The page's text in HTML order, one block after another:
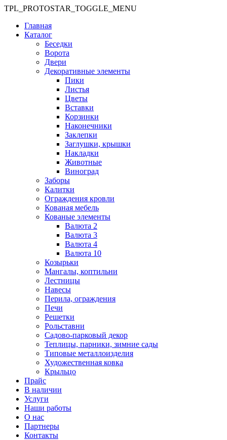
TPL_PROTOSTAR_TOGGLE_MENU
Главная
Каталог
Беседки
Ворота
Двери
Декоративные элементы
Пики
Листья
Цветы
Вставки
Корзинки
Наконечники
Заклепки
Заглушки, крышки
Накладки
Животные
Виноград
Заборы
Калитки
Ограждения кровли
Кованая мебель
Кованые элементы
Валюта 2
Валюта 3
Валюта 4
Валюта 10
Козырьки
Мангалы, коптильни
Лестницы
Навесы
Перила, ограждения
Печи
Решетки
Рольставни
Садово-парковый декор
Теплицы, парники, зимние сады
Типовые металлоизделия
Художественная ковка
Крыльцо
Прайс
В наличии
Услуги
Наши работы
О нас
Партнеры
Контакты